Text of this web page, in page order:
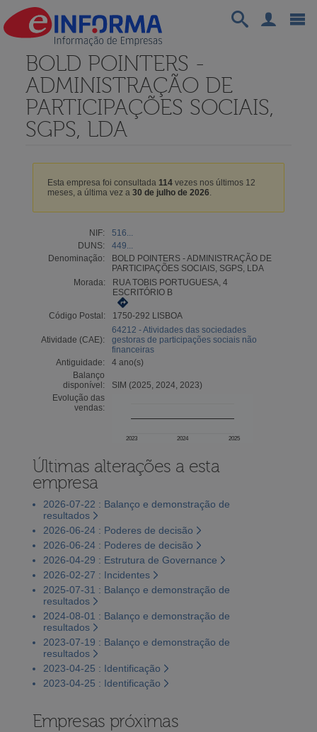
BOLD POINTERS -
ADMINISTRAÇÃO DE
PARTICIPAÇÕES SOCIAIS,
SGPS, LDA
Esta empresa foi consultada 114vezes nos últimos 12
meses, a última vez a 30 de julho de 2026.
NIF:
516...
DUNS:
449...
Denominação:
BOLD POINTERS - ADMINISTRAÇÃO DE
PARTICIPAÇÕES SOCIAIS, SGPS, LDA
Morada:
RUA TOBIS PORTUGUESA, 4
ESCRITÓRIO B
Código Postal: 1750-292 LISBOA
Atividade (CAE):
64212 - Atividades das sociedades
gestoras de participações sociais não
financeiras
Antiguidade:
4 ano(s)
Balanço
disponível:
SIM (2025, 2024, 2023)
Evolução das
vendas:
2023 2024 2025
Últimas alterações a esta
empresa
2026-07-22 : Balanço e demonstração de
resultados
2026-06-24 : Poderes de decisão
2026-06-24 : Poderes de decisão
2026-04-29 : Estrutura de Governance
2026-02-27 : Incidentes
2025-07-31 : Balanço e demonstração de
resultados
2024-08-01 : Balanço e demonstração de
resultados
2023-07-19 : Balanço e demonstração de
resultados
2023-04-25 : Identificação
2023-04-25 : Identificação
Empresas próximas